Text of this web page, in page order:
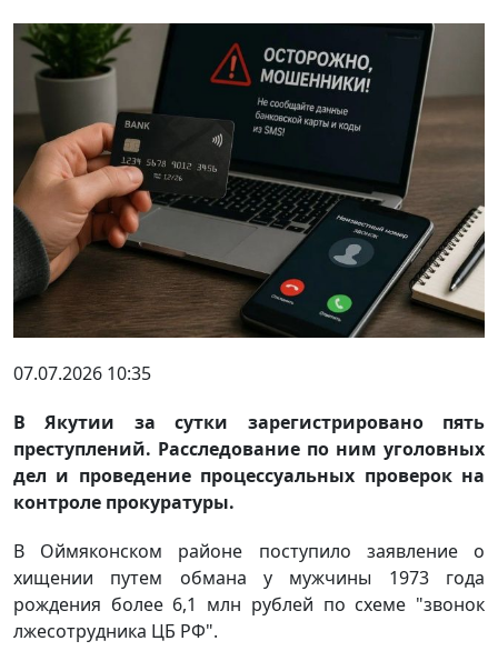
07.07.2026 10:35
В Якутии за сутки зарегистрировано пять
преступлений. Расследование по ним уголовных
дел и проведение процессуальных проверок на
контроле прокуратуры.
В Оймяконском районе поступило заявление о
хищении путем обмана у мужчины 1973 года
рождения более 6,1 млн рублей по схеме "звонок
лжесотрудника ЦБ РФ".